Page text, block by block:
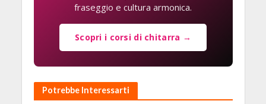
fraseggio e cultura armonica.
Scopri i corsi di chitarra →
Potrebbe Interessarti